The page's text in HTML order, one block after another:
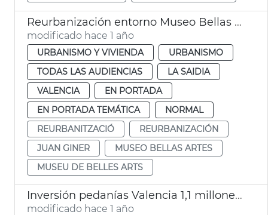
Reurbanización entorno Museo Bellas Artes València
modificado hace 1 año
URBANISMO Y VIVIENDA
URBANISMO
TODAS LAS AUDIENCIAS
LA SAIDIA
VALENCIA
EN PORTADA
EN PORTADA TEMÁTICA
NORMAL
REURBANITZACIÓ
REURBANIZACIÓN
JUAN GINER
MUSEO BELLAS ARTES
MUSEU DE BELLES ARTS
Inversión pedanías Valencia 1,1 millones de euros en un año
modificado hace 1 año